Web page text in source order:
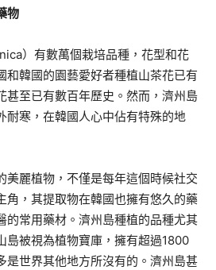
物
）有數萬個栽培品種，花型和花
和韓國的園藝愛好者種植山茶花已有
甚至已有數百年歷史。然而，濟州島
耐寒，在韓國人心中佔有特殊的地
美麗植物，不僅是每年這個時候社交
角，其提取物在韓國也擁有悠久的藥
的常用藥材。濟州島種植的品種尤其
島被視為植物寶庫，擁有超過1800
是世界其他地方所沒有的。濟州島甚